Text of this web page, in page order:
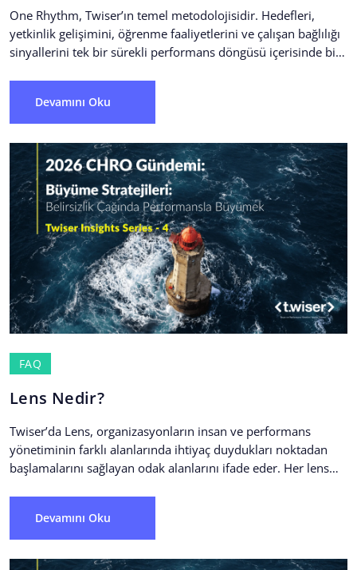
One Rhythm, Twiser’ın temel metodolojisidir. Hedefleri,
yetkinlik gelişimini, öğrenme faaliyetlerini ve çalışan bağlılığı
sinyallerini tek bir sürekli performans döngüsü içerisinde bir
Devamını Oku
FAQ
Lens Nedir?
Twiser’da Lens, organizasyonların insan ve performans
yönetiminin farklı alanlarında ihtiyaç duydukları noktadan
başlamalarını sağlayan odak alanlarını ifade eder. Her lens
Devamını Oku